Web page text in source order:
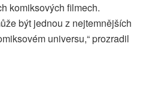
komiksových filmech.
být jednou z nejtemnějších
universu,“ prozradil